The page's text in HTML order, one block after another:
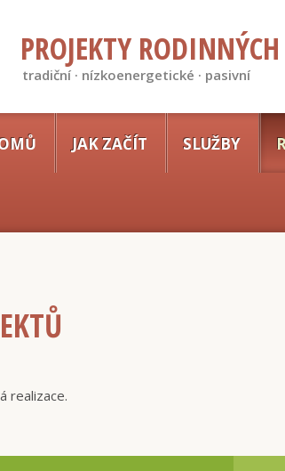
PROJEKTY
tradiční · nízkoenergetické · pasivní
JAK ZAČÍT SLUŽBY
realizace.